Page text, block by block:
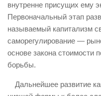
внутренне присущих ему
Первоначальный этап
называемый капитализм
саморегулирование —
основе закона стоимости
борьбы.
Дальнейшее развитие